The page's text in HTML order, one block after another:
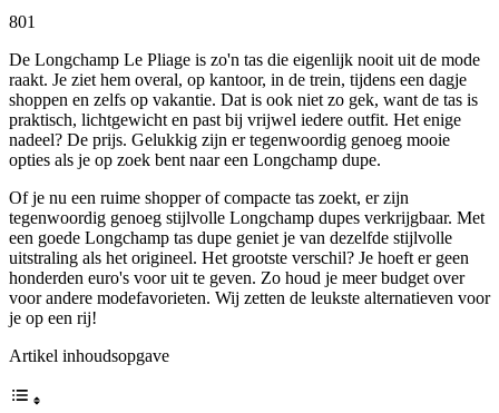
801
De Longchamp Le Pliage is zo'n tas die eigenlijk nooit uit de mode
raakt. Je ziet hem overal, op kantoor, in de trein, tijdens een dagje
shoppen en zelfs op vakantie. Dat is ook niet zo gek, want de tas is
praktisch, lichtgewicht en past bij vrijwel iedere outfit. Het enige
nadeel? De prijs. Gelukkig zijn er tegenwoordig genoeg mooie
opties als je op zoek bent naar een Longchamp dupe.
Of je nu een ruime shopper of compacte tas zoekt, er zijn
tegenwoordig genoeg stijlvolle Longchamp dupes verkrijgbaar. Met
een goede Longchamp tas dupe geniet je van dezelfde stijlvolle
uitstraling als het origineel. Het grootste verschil? Je hoeft er geen
honderden euro's voor uit te geven. Zo houd je meer budget over
voor andere modefavorieten. Wij zetten de leukste alternatieven voor
je op een rij!
Artikel inhoudsopgave